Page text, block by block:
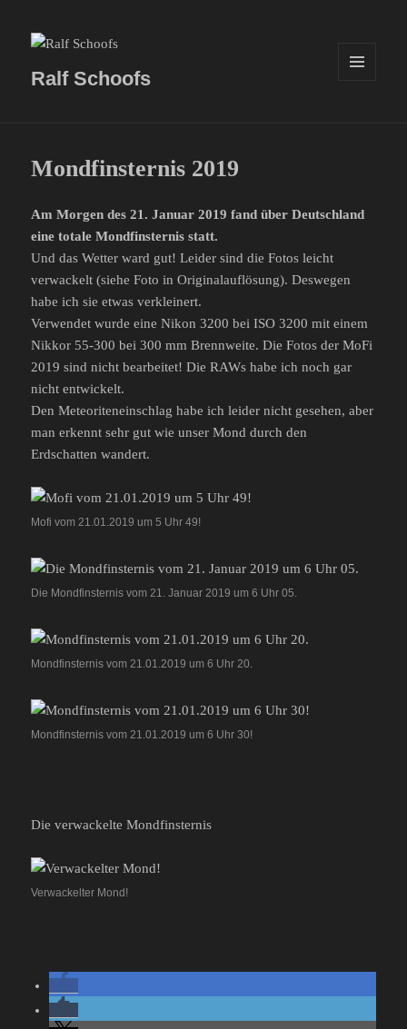
Ralf Schoofs
Mondfinsternis 2019
Am Morgen des 21. Januar 2019 fand über Deutschland
eine totale Mondfinsternis statt.
Und das Wetter ward gut! Leider sind die Fotos leicht
verwackelt (siehe Foto in Originalauflösung). Deswegen
habe ich sie etwas verkleinert.
Verwendet wurde eine Nikon 3200 bei ISO 3200 mit einem
Nikkor 55-300 bei 300 mm Brennweite. Die Fotos der MoFi
2019 sind nicht bearbeitet! Die RAWs habe ich noch gar
nicht entwickelt.
Den Meteoriteneinschlag habe ich leider nicht gesehen, aber
man erkennt sehr gut wie unser Mond durch den
Erdschatten wandert.
Mofi vom 21.01.2019 um 5 Uhr 49!
Die Mondfinsternis vom 21. Januar 2019 um 6 Uhr 05.
Mondfinsternis vom 21.01.2019 um 6 Uhr 20.
Mondfinsternis vom 21.01.2019 um 6 Uhr 30!
Die verwackelte Mondfinsternis
Verwackelter Mond!